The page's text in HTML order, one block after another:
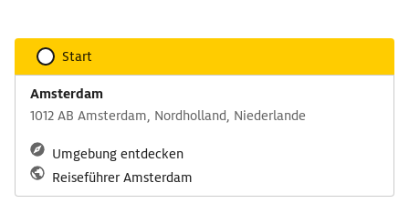
Start
Amsterdam
1012 AB Amsterdam, Nordholland, Niederlande
Umgebung entdecken
Reiseführer Amsterdam